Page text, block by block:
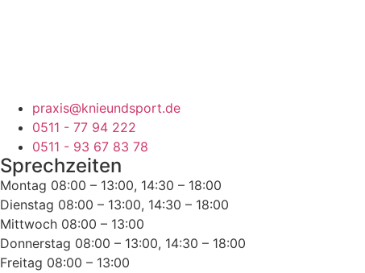
praxis@knieundsport.de
0511 - 77 94 222
0511 - 93 67 83 78
Sprechzeiten
Montag 08:00 – 13:00, 14:30 – 18:00
Dienstag 08:00 – 13:00, 14:30 – 18:00
Mittwoch 08:00 – 13:00
Donnerstag 08:00 – 13:00, 14:30 – 18:00
Freitag 08:00 – 13:00